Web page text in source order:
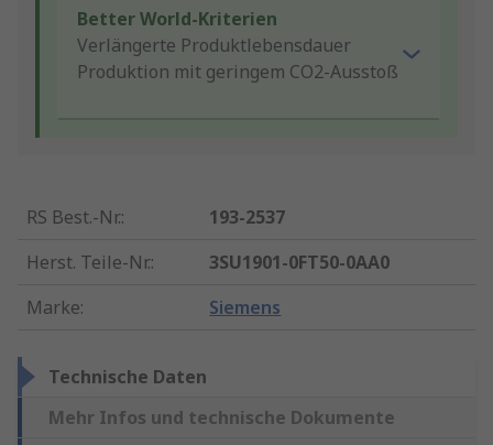
Better World-Kriterien
Verlängerte Produktlebensdauer
Produktion mit geringem CO2-Ausstoß
RS Best.-Nr.:
193-2537
Herst. Teile-Nr.:
3SU1901-0FT50-0AA0
Marke: Siemens
Technische Daten
Mehr Infos und technische Dokumente